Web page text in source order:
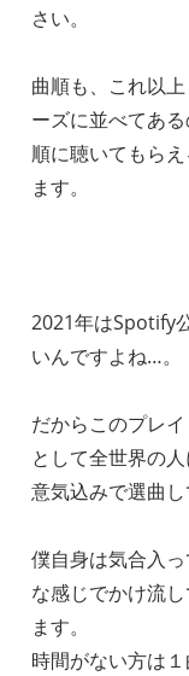
さい。
曲順も、これ以
ーズに並べてあ
順に聴いてもら
ます。
2021年はSpotify
いんですよね…。
だからこのプレ
として全世界の
意気込みで選曲し
僕自身は気合入
な感じでかけ流
ます。
時間がない方は